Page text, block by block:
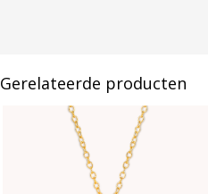
Gerelateerde producten